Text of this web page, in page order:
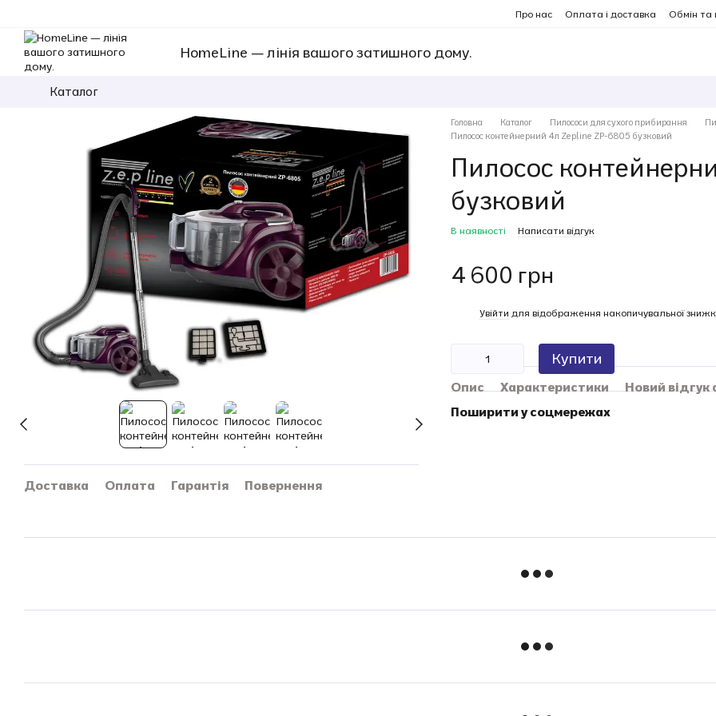
Про нас Оплата і доставка Обмін та
HomeLine — лінія вашого затишного дому.
Каталог
Доставка Оплата Гарантія Повернення
Головна Каталог Пилососи для сухого прибирання
Пилосос контейнерний 4л Zepline ZP-6805 бузковий
Пилосос
бузковий
В наявності Написати відгук
4 600 грн
Увійти для відображення накопичувальної
Купити
Опис Характеристики
Новий відгук
Поширити у соцмережах